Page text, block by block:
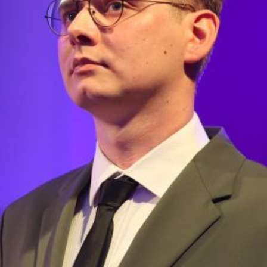
« kwi
media